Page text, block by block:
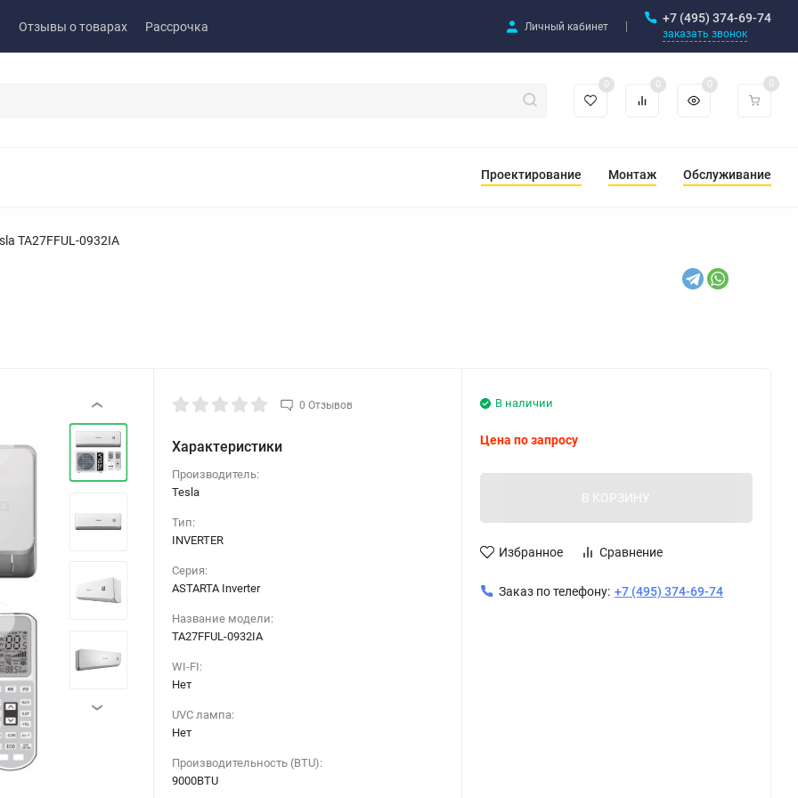
Отзывы о товарах Рассрочка Личный кабинет
+7 (495) 374-69-74
заказать звонок
0 0 0 0
Проектирование Монтаж Обслуживание
TA27FFUL-0932IA
‹
›
0 Отзывов
Характеристики
Производитель:
Tesla
Тип:
INVERTER
Серия:
ASTARTA Inverter
Название модели:
TA27FFUL-0932IA
WI-FI:
Нет
UVC лампа:
Нет
Производительность (BTU):
9000BTU
В наличии
Цена по запросу
В КОРЗИНУ
Избранное Сравнение
Заказ по телефону: +7 (495) 374-69-74